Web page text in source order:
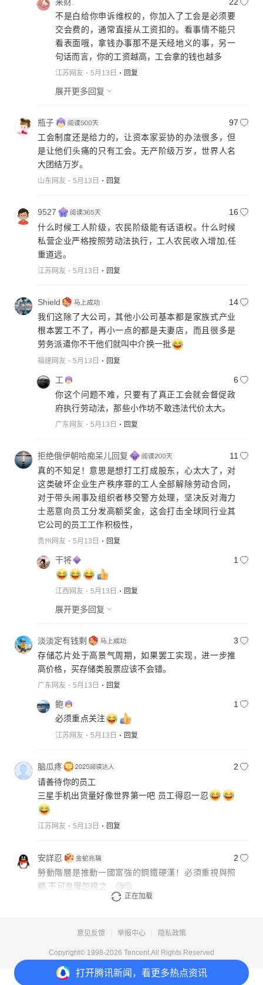
打开腾讯新闻，看更多热点资讯
不是白给你申诉维权的，你加入了工会是必须要
交会费的，通常直接从工资扣的。看事情不能只
看表面哦，拿钱办事那不是天经地义的事，另一
句话而言，你的工资越高，工会拿的钱也越多
江苏网友 5月13日 回复
展开更多回复
瓶子
97
工会制度还是给力的，让资本家妥协的办法很多，但
是让他们头痛的只有工会。无产阶级万岁，世界人名
大团结万岁。
山东网友 5月13日 回复
9527
16
什么时候工人阶级，农民阶级能有话语权。什么时候
私营企业严格按照劳动法执行，工人农民收入增加,任
重道远。
江苏网友 5月13日 回复
Shield
14
我们这除了大公司，其他小公司基本都是家族式产业
根本罢工不了，再小一点的都是夫妻店，而且很多是
劳务派遣你不干他们就叫中介换一批
福建网友 5月13日 回复
工
6
你这个问题不难，只要有了真正工会就会督促政
府执行劳动法，那些小作坊不敢违法代价太大。
广东网友 5月13日 回复
拒绝俄伊朝哈痴呆儿回复
11
真的不知足！意思是想打工打成股东，心太大了，对
这类破坏企业生产秩序罪的工人全部解除劳动合同，
对于带头闹事及组织者移交警方处理，坚决反对海力
士恶意向员工分发高额奖金，这会打击全球同行业其
它公司的员工工作积极性，
贵州网友 5月13日 回复
干将 1
江西网友 5月13日 回复
展开更多回复
淡淡定有钱剩
3
存储芯片处于高景气周期，如果罢工实现，进一步推
高价格，买存储类股票应该不会错。
广东网友 5月13日 回复
鲍
1
必须重点关注
江苏网友 5月13日 回复
脑瓜疼
2
请善待你的员工
三星手机出货量好像世界第一吧 员工得忍一忍
江苏网友 5月13日 回复
安詳忍
2
勞動階層是推動一國富強的鋼鐵硬漢！必須重視與照
顧,不可怠慢忽視之…🧐🤔
5月13日
正在加载
意见反馈 举报中心 隐私政策
Copyright© 1998-2026 Tencent.All Rights Reserved